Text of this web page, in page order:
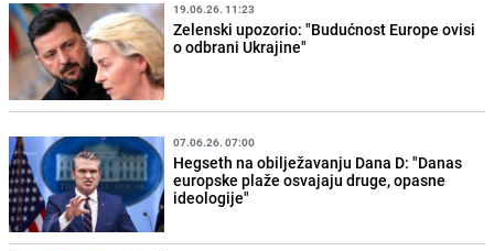
19.06.26. 11:23
Zelenski upozorio: "Budućnost Europe ovisi
o odbrani Ukrajine"
07.06.26. 07:00
Hegseth na obilježavanju Dana D: "Danas
europske plaže osvajaju druge, opasne
ideologije"